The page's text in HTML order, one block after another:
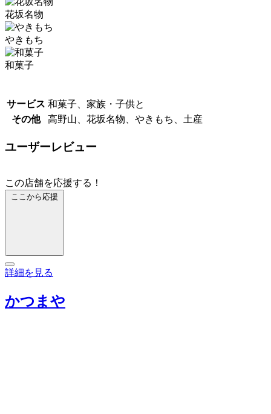
花坂名物
やきもち
和菓子
サービス 和菓子、家族・子供と
その他
高野山、花坂名物、やきもち、土産
ユーザーレビュー
この店舗を応援する！
ここから応援
詳細を見る
かつまや